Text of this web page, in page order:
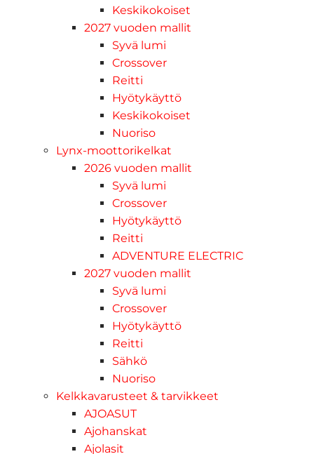
Keskikokoiset
2027 vuoden mallit
Syvä lumi
Crossover
Reitti
Hyötykäyttö
Keskikokoiset
Nuoriso
Lynx-moottorikelkat
2026 vuoden mallit
Syvä lumi
Crossover
Hyötykäyttö
Reitti
ADVENTURE ELECTRIC
2027 vuoden mallit
Syvä lumi
Crossover
Hyötykäyttö
Reitti
Sähkö
Nuoriso
Kelkkavarusteet & tarvikkeet
AJOASUT
Ajohanskat
Ajolasit